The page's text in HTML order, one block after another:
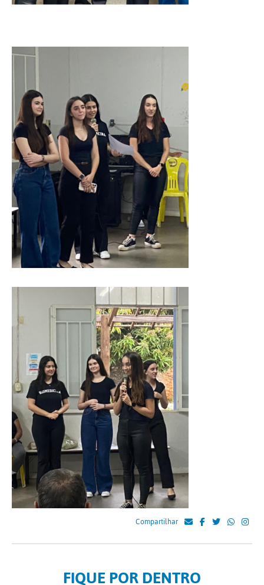
Compartilhar
FIQUE POR DENTRO